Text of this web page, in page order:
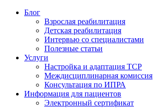
Блог
Взрослая реабилитация
Детская реабилитация
Интервью со специалистами
Полезные статьи
Услуги
Настройка и адаптация ТСР
Междисциплинарная комиссия
Консультация по ИПРА
Информация для пациентов
Электронный сертификат